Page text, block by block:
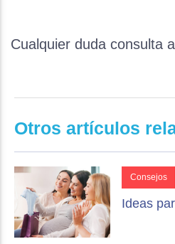
Cualquier duda consulta
Otros artículos
Consejos
Ideas